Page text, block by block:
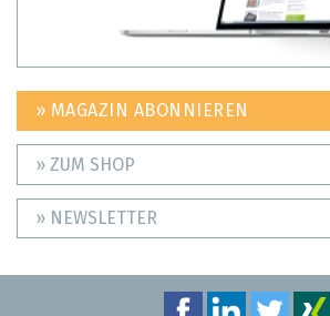
» MAGAZIN ABONNIEREN
» ZUM SHOP
» NEWSLETTER